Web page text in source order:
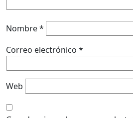
Nombre*
Correo electrónico *
Web